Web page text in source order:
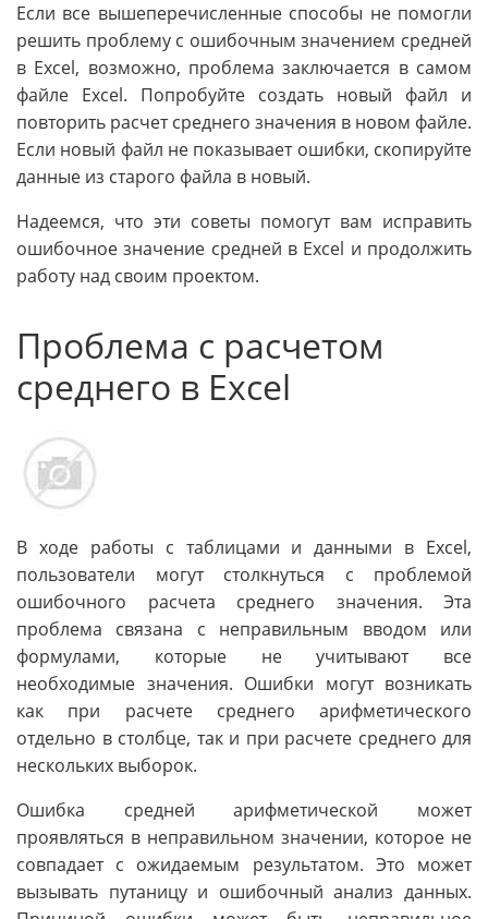
Если все вышеперечисленные способы не помогли
решить проблему с ошибочным значением средней
в Excel, возможно, проблема заключается в самом
файле Excel. Попробуйте создать новый файл и
повторить расчет среднего значения в новом файле.
Если новый файл не показывает ошибки, скопируйте
данные из старого файла в новый.
Надеемся, что эти советы помогут вам исправить
ошибочное значение средней в Excel и продолжить
работу над своим проектом.
Проблема с расчетом
среднего в Excel
В ходе работы с таблицами и данными в Excel,
пользователи могут столкнуться с проблемой
ошибочного расчета среднего значения. Эта
проблема связана с неправильным вводом или
формулами, которые не учитывают все
необходимые значения. Ошибки могут возникать
как при расчете среднего арифметического
отдельно в столбце, так и при расчете среднего для
нескольких выборок.
Ошибка средней арифметической может
проявляться в неправильном значении, которое не
совпадает с ожидаемым результатом. Это может
вызывать путаницу и ошибочный анализ данных.